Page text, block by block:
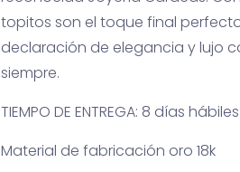
topitos son el toque final
declaración de elegancia y lujo
siempre.
TIEMPO DE ENTREGA: 8 días hábiles
Material de fabricación oro 18k